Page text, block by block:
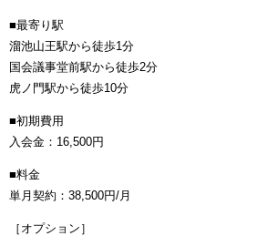
■最寄り駅
溜池山王駅から徒歩1分
国会議事堂前駅から徒歩2分
虎ノ門駅から徒歩10分
■初期費用
入会金：16,500円
■料金
単月契約：38,500円/月
［オプション］